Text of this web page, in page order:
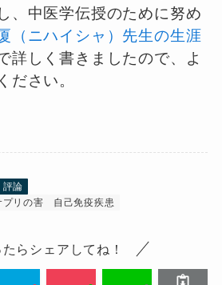
、中医学伝授のために努め
（ニハイシャ）先生の生涯
詳しく書きましたので、よ
ださい。
評論
プリの害
自己免疫疾患
らシェアしてね！